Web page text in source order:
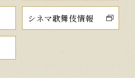
シネマ歌舞伎情報